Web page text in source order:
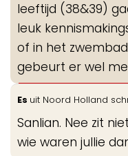
leeftijd (38&39)
leuk
of in het
gebeurt er wel
Es uit Noord Holland
Sanlian. Nee zit
wie waren jullie